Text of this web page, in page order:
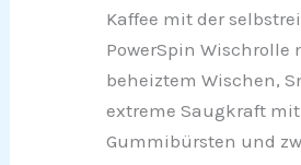
Kaffee mit der
PowerSpin Wischrolle
beheiztem Wischen,
extreme Saugkraft mit
Gummibürsten und